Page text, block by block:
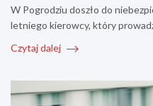
W Pogrodziu doszło do
letniego kierowcy, który
Czytaj dalej